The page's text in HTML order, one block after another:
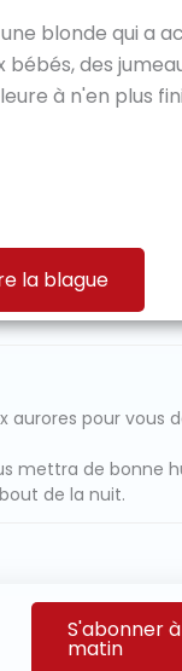
blonde qui a
bébés, des
à n'en plus
la blague
aurores pour vous
mettra de bonne
de la nuit.
S'abonner
matin